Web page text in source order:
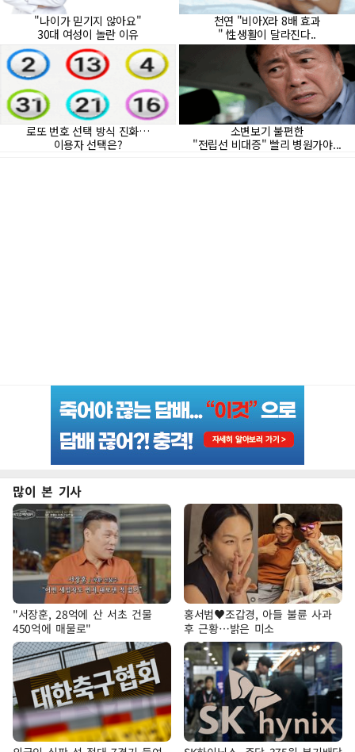
많이 본 기사
"서장훈, 28억에 산 서초 건물
450억에 매물로"
홍서범♥조갑경, 아들 불륜 사과
후 근황…밝은 미소